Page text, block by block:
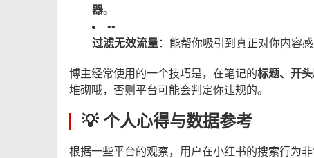
器。
••
过滤无效流量：能帮你吸引到真正对你内容
博主经常使用的一个技巧是，在笔记的标题、开
堆砌哦，否则平台可能会判定你违规的。
💡 个人心得与数据参考
根据一些平台的观察，用户在小红书的搜索行为